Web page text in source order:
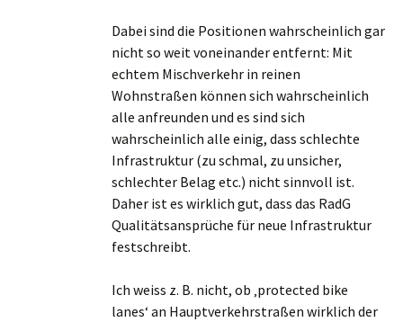
Dabei sind die Positionen wahrscheinlich gar
nicht so weit voneinander entfernt: Mit
echtem Mischverkehr in reinen
Wohnstraßen können sich wahrscheinlich
alle anfreunden und es sind sich
wahrscheinlich alle einig, dass schlechte
Infrastruktur (zu schmal, zu unsicher,
schlechter Belag etc.) nicht sinnvoll ist.
Daher ist es wirklich gut, dass das RadG
Qualitätsansprüche für neue Infrastruktur
festschreibt.
Ich weiss z. B. nicht, ob ‚protected bike
lanes‘ an Hauptverkehrstraßen wirklich der